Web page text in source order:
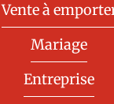
Vente à
Mariage
Entreprise